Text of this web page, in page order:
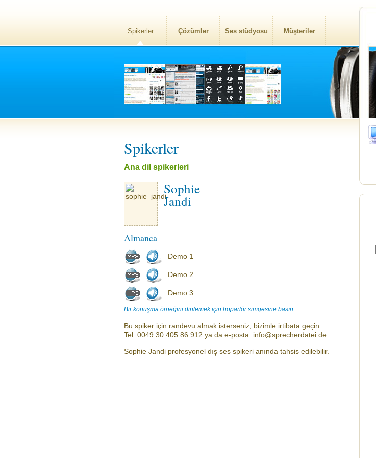
Spikerler Çözümler Ses stüdyosu Müşteriler
Spikerler
Ana dil spikerleri
Sophie
Jandi
Almanca
Demo 1
Demo 2
Demo 3
Bir konuşma örneğini dinlemek için hoparlör simgesine basın
Bu spiker için randevu almak isterseniz, bizimle irtibata geçin.
Tel. 0049 30 405 86 912 ya da e-posta: info@sprecherdatei.de
Sophie Jandi profesyonel dış ses spikeri anında tahsis edilebilir.